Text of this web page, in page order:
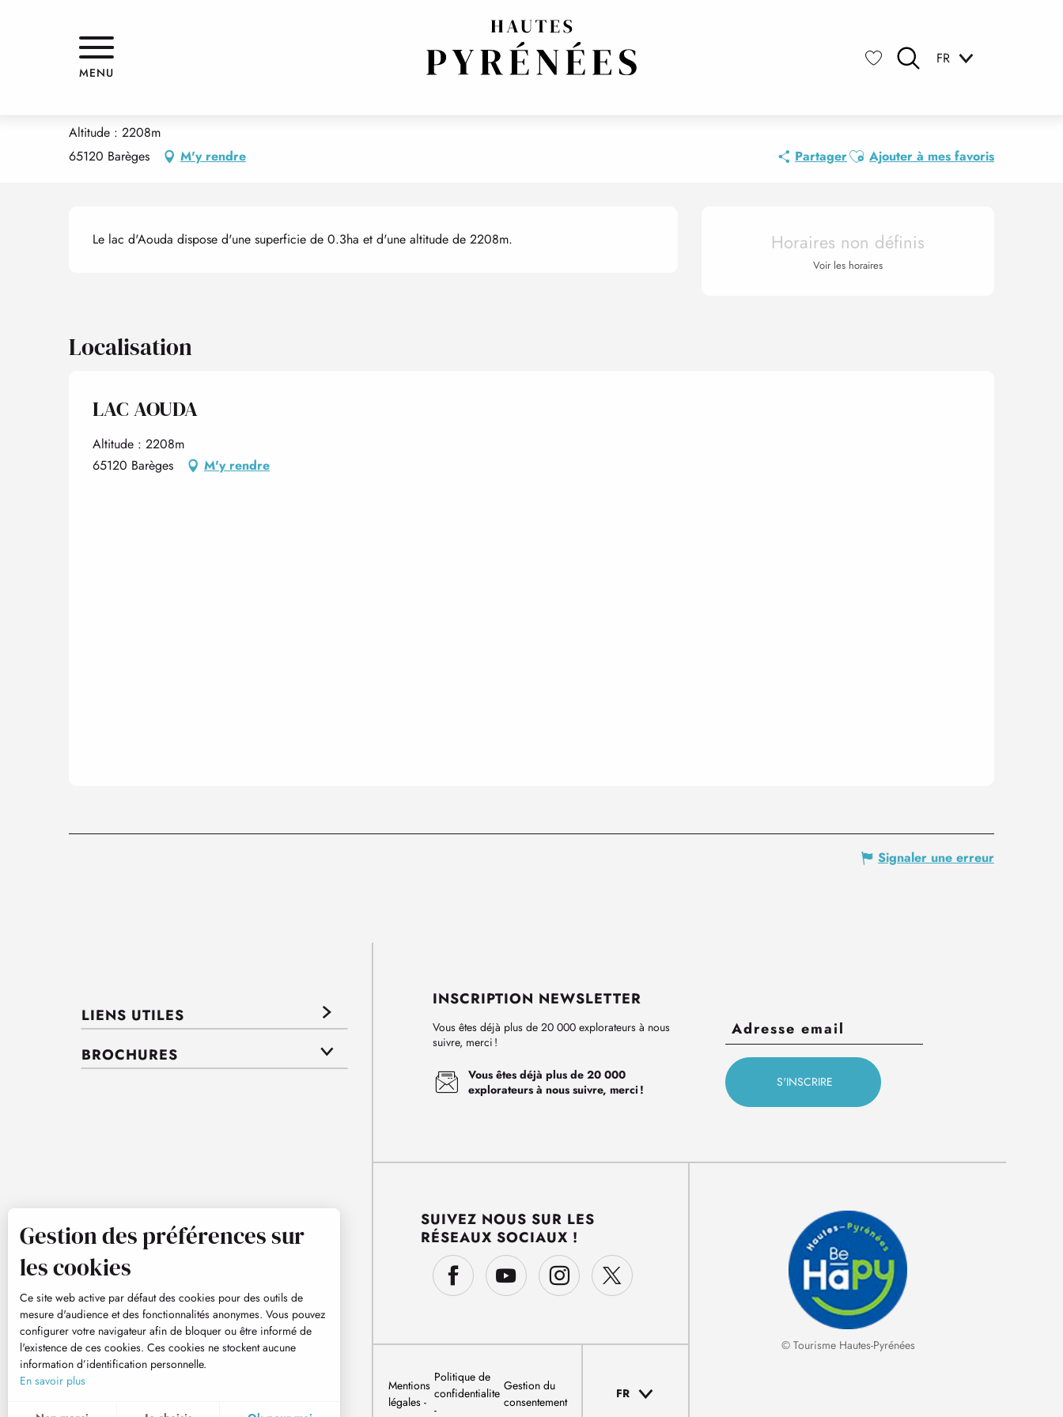
FR
MENU
LAC AOUDA
Altitude : 2208m
65120 Barèges
M'y rendre PartagerAjouter aux favoris
Ajouter à mes favoris
Ouverture et
Horaires non définis
Voir les horaires
Description
Le lac d'Aouda dispose d'une superficie de 0.3ha et d'une altitude de 2208m.
Localisation
LAC AOUDA
Altitude : 2208m
65120 Barèges
M'y rendre
Signaler une erreur
LIENS UTILES
BROCHURES
INSCRIPTION NEWSLETTER
Vous êtes déjà plus de 20 000 explorateurs à nous
suivre, merci !
Vous êtes déjà plus de 20 000
explorateurs à nous suivre, merci !
SUIVEZ NOUS SUR LES
RÉSEAUX SOCIAUX !
Mentions
légales
Politique de
confidentialite
Gestion du
consentement
FR
© Tourisme Hautes-Pyrénées
Gestion des préférences sur
les cookies
Ce site web active par défaut des cookies pour des outils de
mesure d'audience et des fonctionnalités anonymes. Vous pouvez
configurer votre navigateur afin de bloquer ou être informé de
l'existence de ces cookies. Ces cookies ne stockent aucune
information d’identification personnelle.
En savoir plus